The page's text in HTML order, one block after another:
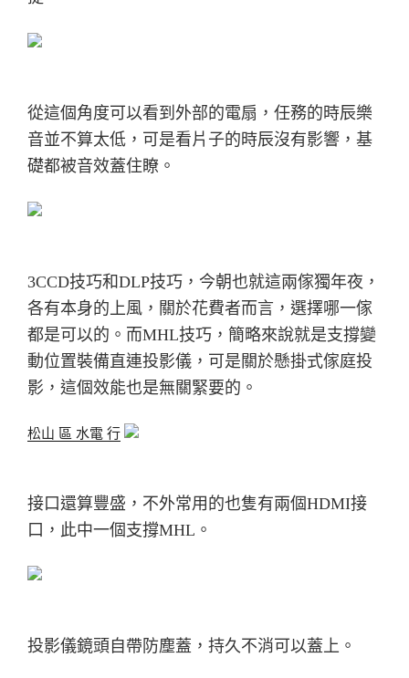
從這個角度可以看到外部的電扇，任務的時辰樂
音並不算太低，可是看片子的時辰沒有影響，基
礎都被音效蓋住瞭。
3CCD技巧和DLP技巧，今朝也就這兩傢獨年夜，
各有本身的上風，關於花費者而言，選擇哪一傢
都是可以的。而MHL技巧，簡略來說就是支撐變
動位置裝備直連投影儀，可是關於懸掛式傢庭投
影，這個效能也是無關緊要的。
松山 區 水電 行
接口還算豐盛，不外常用的也隻有兩個HDMI接
口，此中一個支撐MHL。
投影儀鏡頭自帶防塵蓋，持久不消可以蓋上。